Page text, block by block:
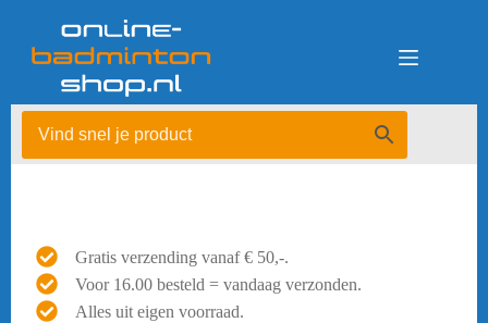
Gratis verzending vanaf € 50,-.
Voor 16.00 besteld = vandaag verzonden.
Alles uit eigen voorraad.